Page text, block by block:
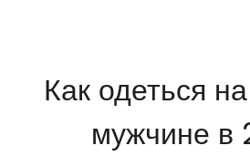
Как одеться
мужчине в